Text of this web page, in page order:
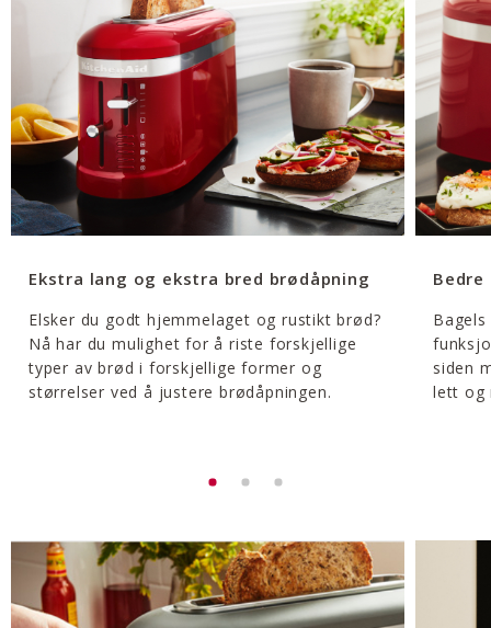
Ekstra lang og ekstra bred brødåpning
Elsker du godt hjemmelaget og rustikt brød?
Nå har du mulighet for å riste forskjellige
typer av brød i forskjellige former og
størrelser ved å justere brødåpningen.
Bedre
siden
lett og